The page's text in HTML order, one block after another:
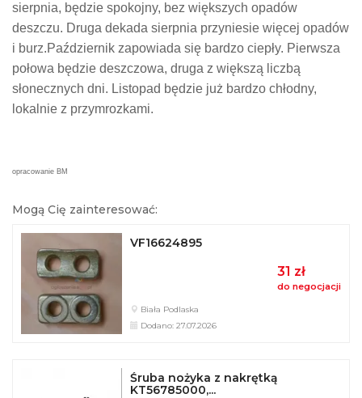
sierpnia, będzie spokojny, bez większych opadów
deszczu. Druga dekada sierpnia przyniesie więcej opadów
i burz.Październik zapowiada się bardzo ciepły. Pierwsza
połowa będzie deszczowa, druga z większą liczbą
słonecznych dni. Listopad będzie już bardzo chłodny,
lokalnie z przymrozkami.
opracowanie BM
Mogą Cię zainteresować:
VF16624895
31 zł
do negocjacji
Biała Podlaska
Dodano: 27.07.2026
Śruba nożyka z nakrętką
KT56785000,...